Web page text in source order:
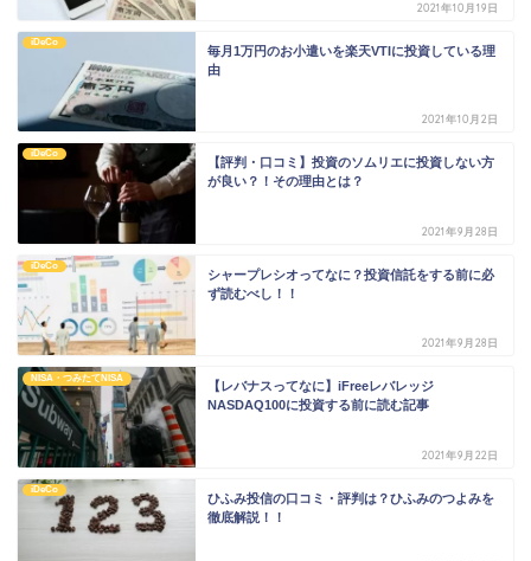
2021年10月19日
iDeCo
毎月1万円のお小遣いを楽天VTIに投資している理
由
2021年10月2日
iDeCo
【評判・口コミ】投資のソムリエに投資しない方
が良い？！その理由とは？
2021年9月28日
iDeCo
シャープレシオってなに？投資信託をする前に必
ず読むべし！！
2021年9月28日
NISA・つみたてNISA
【レバナスってなに】iFreeレバレッジ
NASDAQ100に投資する前に読む記事
2021年9月22日
iDeCo
ひふみ投信の口コミ・評判は？ひふみのつよみを
徹底解説！！